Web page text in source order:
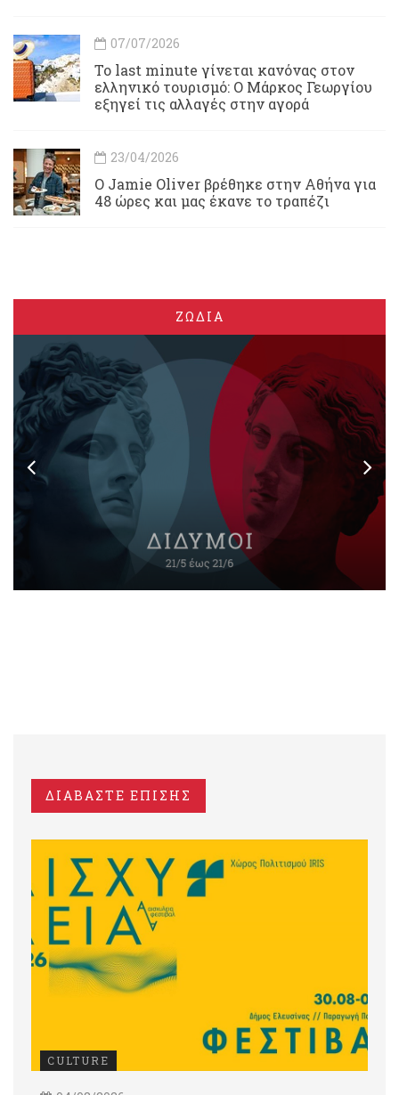
07/07/2026
Το last minute γίνεται κανόνας στον
ελληνικό τουρισμό: Ο Μάρκος Γεωργίου
εξηγεί τις αλλαγές στην αγορά
23/04/2026
Ο Jamie Oliver βρέθηκε στην Αθήνα για
48 ώρες και μας έκανε το τραπέζι
ΖΩΔΙΑ
ΔΙΑΒΑΣΤΕ ΕΠΙΣΗΣ
CULTURE